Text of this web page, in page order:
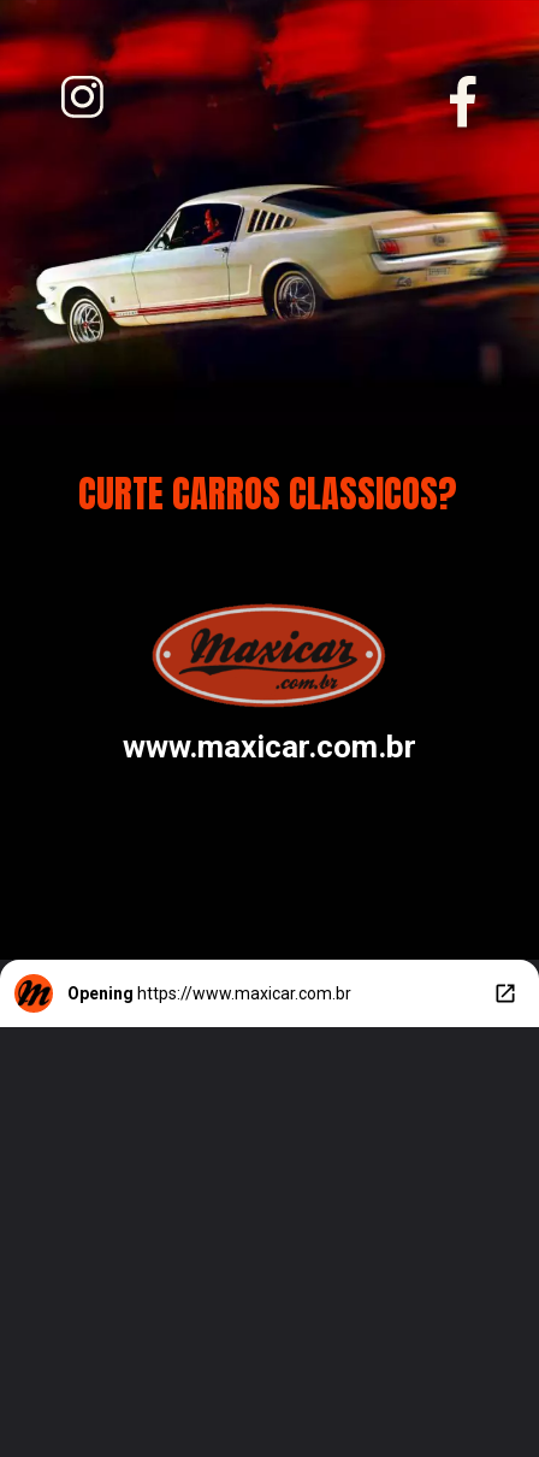
Opening https://www.maxicar.com.br/2024/05/gurgel-supercross-o-primeiro-adventure-brasileiro/
CURTE CARROS CLASSICOS?
www.maxicar.com.br
Opening https://www.maxicar.com.br